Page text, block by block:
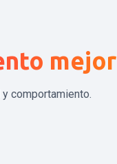
mejor
comportamiento.